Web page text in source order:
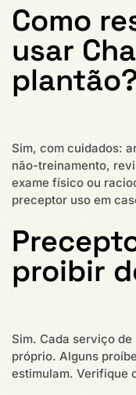
Como
usar
Sim, com cuidados:
não-treinamento,
exame físico ou
preceptor uso em
proibir
Sim. Cada serviço
próprio. Alguns
estimulam. Verifique